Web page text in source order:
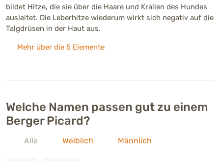
bildet Hitze, die sie über die Haare und Krallen des Hundes
ausleitet. Die Leberhitze wiederum wirkt sich negativ auf die
Talgdrüsen in der Haut aus.
Mehr über die 5 Elemente
Welche Namen passen gut zu einem
Berger Picard?
Alle Weiblich Männlich